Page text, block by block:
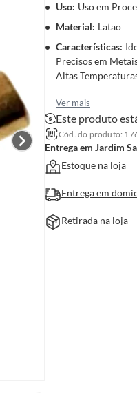
Uso: Uso em
Material: Latao
Características:
Precisos em
Altas
Ver mais
Este produto
Cód. do produto:
Entrega em Jardim
Estoque na loja
Entrega em
Retirada na loja